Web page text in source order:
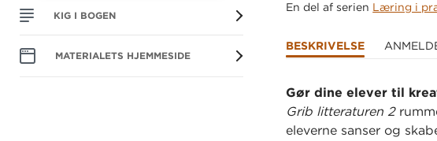
KIG I BOGEN
MATERIALETS HJEMMESIDE
En del af serien Læring i
BESKRIVELSE
Gør dine elever til
Grib litteraturen 2
eleverne sanser og